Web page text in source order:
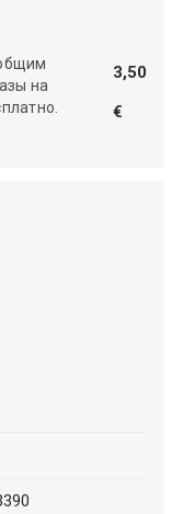
на
3,50
€